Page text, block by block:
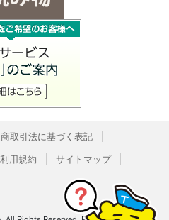
取引法に基づく表記
利用規約
サイトマップ